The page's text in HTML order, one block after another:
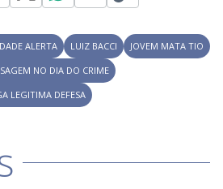
d
e
o
ALERTA LUIZ BACCI
JOVEM MATA TIO
NO DIA DO CRIME
LEGITIMA DEFESA